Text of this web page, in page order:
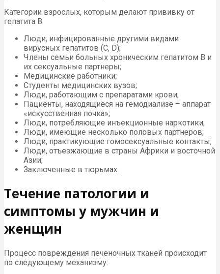
Категории взрослых, которым делают прививку от
гепатита В
Люди, инфицированные другими видами
вирусных гепатитов (С, D);
Члены семьи больных хроническим гепатитом В и
их сексуальные партнеры;
Медицинские работники;
Студенты медицинских вузов;
Люди, работающим с препаратами крови;
Пациенты, находящиеся на гемодиализе – аппарат
«искусственная почка»;
Люди, потребляющие инъекционные наркотики;
Люди, имеющие несколько половых партнеров;
Люди, практикующие гомосексуальные контакты;
Люди, отъезжающие в страны Африки и восточной
Азии;
Заключенные в тюрьмах.
Течение патологии и
симптомы у мужчин и
женщин
Процесс повреждения печеночных тканей происходит
по следующему механизму: